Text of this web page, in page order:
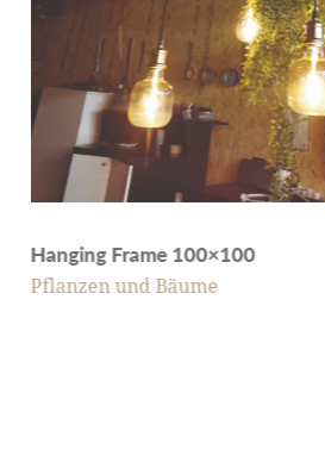
Hanging Frame 100×100
Pflanzen und Bäume